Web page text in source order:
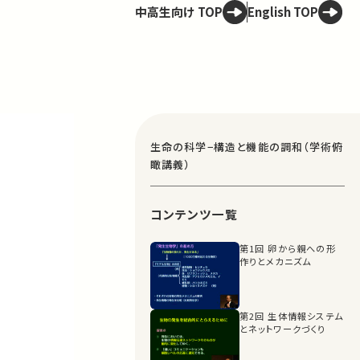
中高生向け TOP English TOP
生命の科学−構造と機能の調和（学術俯
瞰講義）
コンテンツ一覧
第1回 卵から親への形
作りとメカニズム
第2回 生体情報システム
とネットワークづくり